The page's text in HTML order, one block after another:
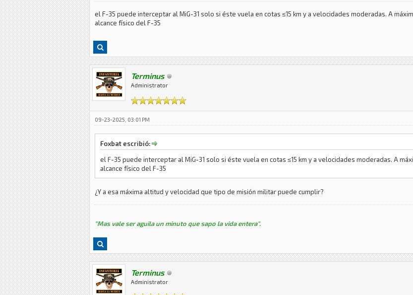
el F-35 puede interceptar al MiG-31 solo si éste vuela en cotas ≤15 km y a velocidades moderadas. A
alcance físico del F-35
Terminus
Administrator
09-23-2025, 03:01 PM
Foxbat escribió:
el F-35 puede interceptar al MiG-31 solo si éste vuela en cotas ≤15 km y a velocidades moderadas. A
alcance físico del F-35
¿Y a esa máxima altitud y velocidad que tipo de misión militar puede cumplir?
"Mas vale ser aguila un minuto que sapo la vida entera".
Terminus
Administrator